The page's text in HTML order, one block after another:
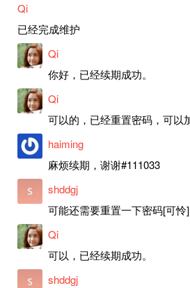
Qi
已经完成维护
Qi
你好，已经续期成功。
Qi
haiming
麻烦续期，谢谢#111033
shddgj
可能还需要重置一下密码[可怜]
Qi
可以，已经续期成功。
shddgj